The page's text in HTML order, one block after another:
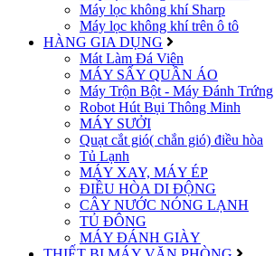
Máy lọc không khí Sharp
Máy lọc không khí trên ô tô
HÀNG GIA DỤNG
Mát Làm Đá Viên
MÁY SẤY QUẦN ÁO
Máy Trộn Bột - Máy Đánh Trứng
Robot Hút Bụi Thông Minh
MÁY SƯỞI
Quạt cắt gió( chắn gió) điều hòa
Tủ Lạnh
MÁY XAY, MÁY ÉP
ĐIỀU HÒA DI ĐỘNG
CÂY NƯỚC NÓNG LẠNH
TỦ ĐÔNG
MÁY ĐÁNH GIÀY